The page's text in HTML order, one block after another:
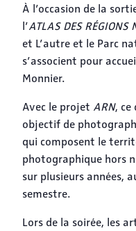
À l’occasion de la
l’ATLAS DES RÉGIONS
et L’autre et le Parc
s’associent pour
Monnier.
Avec le projet ARN, ce
objectif de
qui composent le
photographique hors
sur plusieurs années,
semestre.
Lors de la soirée, les